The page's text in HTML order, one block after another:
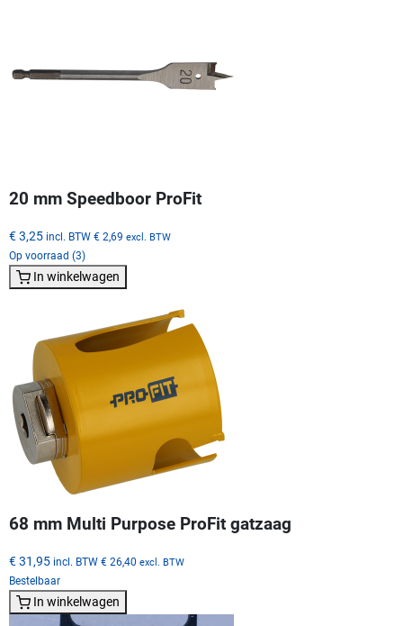
20 mm Speedboor ProFit
€ 3,25 incl. BTW € 2,69 excl. BTW
Op voorraad (3)
In winkelwagen
68 mm Multi Purpose ProFit gatzaag
€ 31,95 incl. BTW € 26,40 excl. BTW
Bestelbaar
In winkelwagen